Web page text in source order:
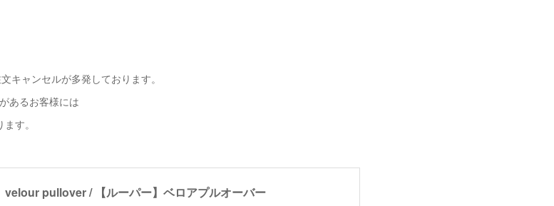
キャンセルが多発しております。
あるお客様には
す。
velour pullover / 【ルーパー】ベロアプルオーバー